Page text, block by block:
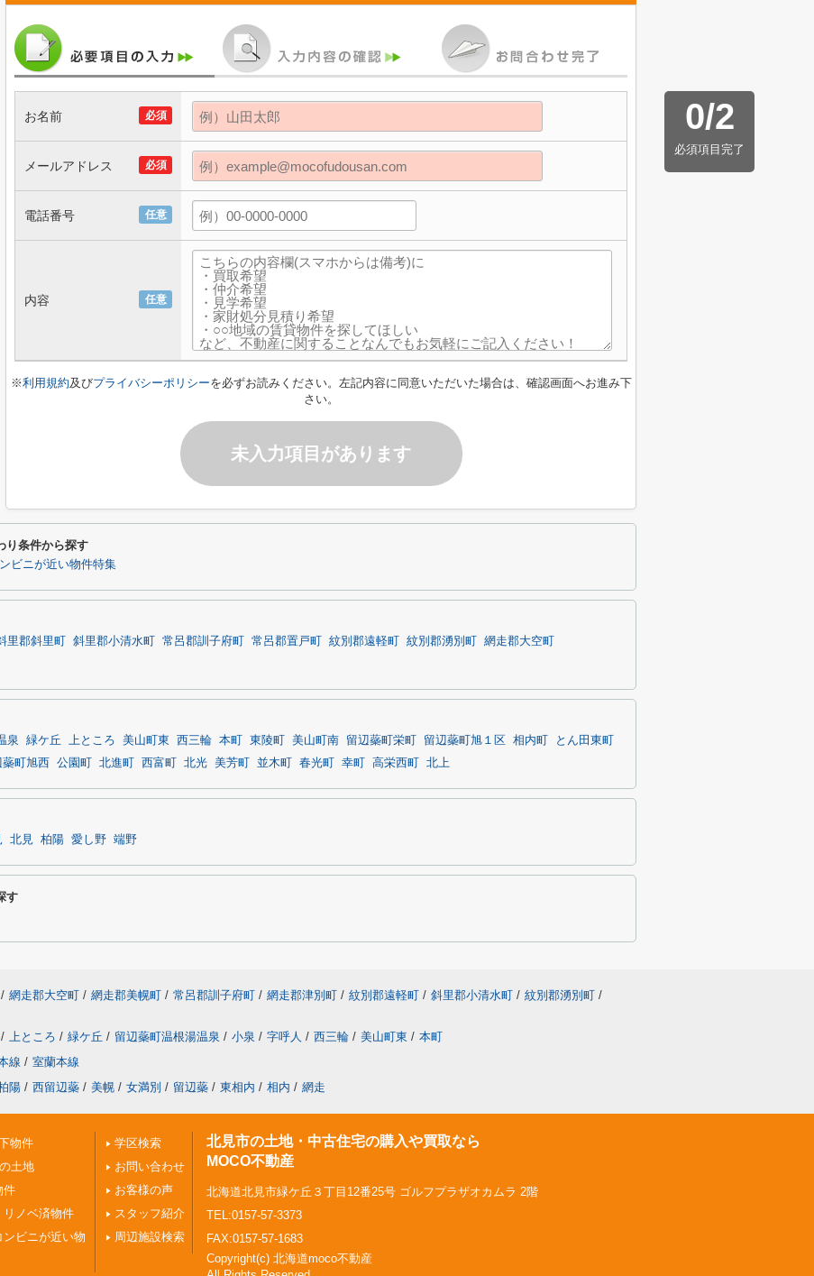
0/2
必須項目完了
必須
お名前
必須
メールアドレス
任意
電話番号
任意
内容
※利用規約及びプライバシーポリシーを必ずお読みください。左記内容に同意いただいた場合は、確認画面へお進み下
さい。
未入力項目があります
り条件から探す
ビニが近い物件特集
里郡斜里町 斜里郡小清水町 常呂郡訓子府町 常呂郡置戸町 紋別郡遠軽町 紋別郡湧別町
網走郡大空町
泉 緑ケ丘 上ところ 美山町東 西三輪 本町 東陵町 美山町南 留辺蘂町栄町 留辺蘂町旭１区 相内町
とん田東町
蘂町旭西 公園町 北進町 西富町 北光 美芳町 並木町 春光町 幸町 高栄西町 北上
北見 柏陽 愛し野 端野
す
/ 網走郡大空町 / 網走郡美幌町 / 常呂郡訓子府町 / 網走郡津別町 / 紋別郡遠軽町 / 斜里郡小清水町 / 紋別郡湧別町 /
/ 上ところ / 緑ケ丘 / 留辺蘂町温根湯温泉 / 小泉 / 字呼人 / 西三輪 / 美山町東 / 本町
線 / 室蘭本線
陽 / 西留辺蘂 / 美幌 / 女満別 / 留辺蘂 / 東相内 / 相内 / 網走
物件
土地
件
リノベ済物件
ンビニが近い物
学区検索
お問い合わせ
お客様の声
スタッフ紹介
周辺施設検索
北見市の土地・中古住宅の購入や買取なら
MOCO不動産
北海道北見市緑ケ丘３丁目12番25号 ゴルフプラザオカムラ 2階
TEL:0157-57-3373
FAX:0157-57-1683
Copyright(c) 北海道moco不動産